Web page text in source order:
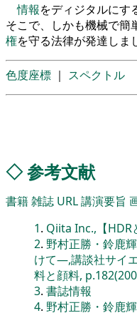
情報をディジタルにす
そこで、しかも機械で簡
権を守る法律が発達しま
色度座標 ｜ スペクトル
◇参考文献
書籍雑誌 URL講演要旨
1. Qiita Inc.,【HDR
2. 野村正勝・鈴鹿
けて―,講談社サイ
料と顔料,
3. 書誌情報
4. 野村正勝・鈴鹿